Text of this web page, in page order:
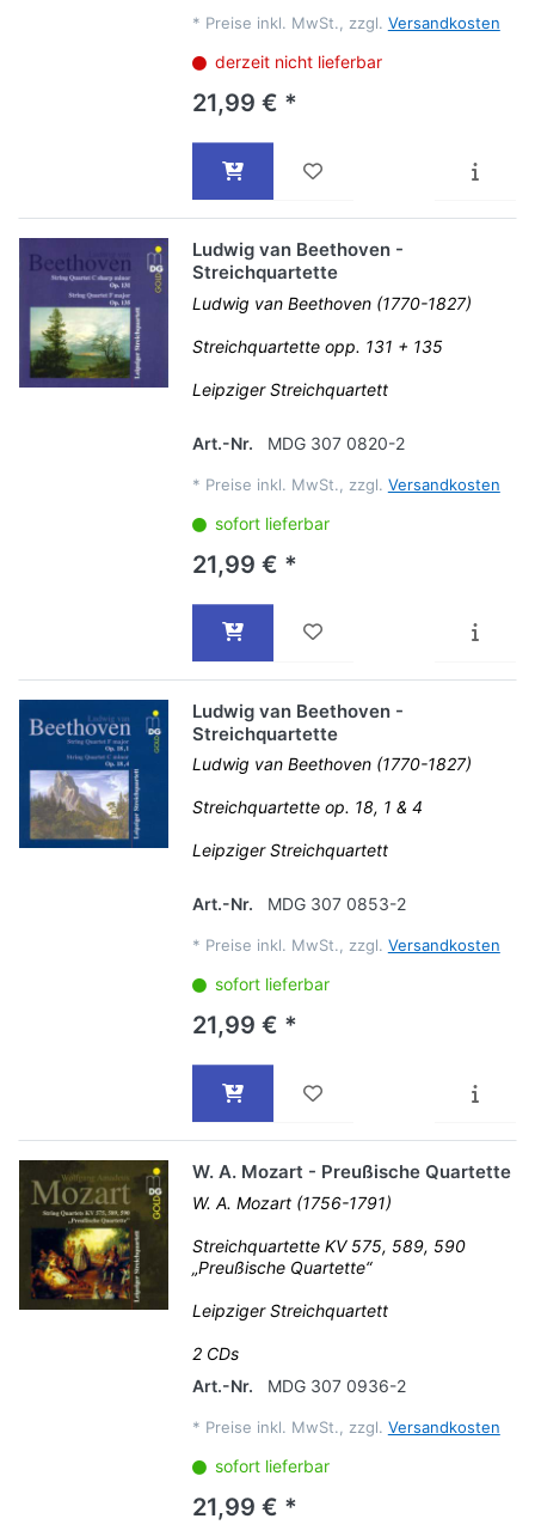
* Preise inkl. MwSt., zzgl. Versandkosten
derzeit nicht lieferbar
21,99 € *
Ludwig van Beethoven -
Streichquartette
Ludwig van Beethoven (1770-1827)
Streichquartette opp. 131 + 135
Leipziger Streichquartett
Art.-Nr. MDG 307 0820-2
* Preise inkl. MwSt., zzgl. Versandkosten
sofort lieferbar
21,99 € *
Ludwig van Beethoven -
Streichquartette
Ludwig van Beethoven (1770-1827)
Streichquartette op. 18, 1 & 4
Leipziger Streichquartett
Art.-Nr. MDG 307 0853-2
* Preise inkl. MwSt., zzgl. Versandkosten
sofort lieferbar
21,99 € *
W. A. Mozart - Preußische Quartette
W. A. Mozart (1756-1791)
Streichquartette KV 575, 589, 590
„Preußische Quartette“
Leipziger Streichquartett
2 CDs
Art.-Nr.
MDG 307 0936-2
* Preise inkl. MwSt., zzgl. Versandkosten
sofort lieferbar
21,99 € *